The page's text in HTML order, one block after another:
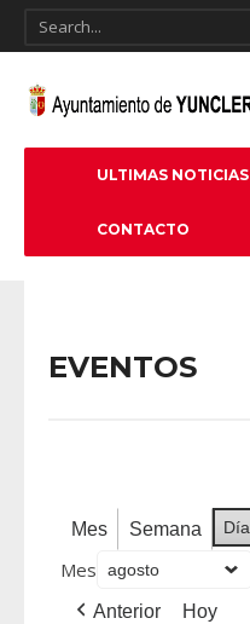
ULTIMAS NOTICIAS
CONTACTO
EVENTOS
Mes Semana Día
Mes
Anterior Hoy